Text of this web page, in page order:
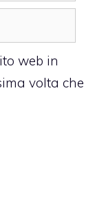
web in
volta che